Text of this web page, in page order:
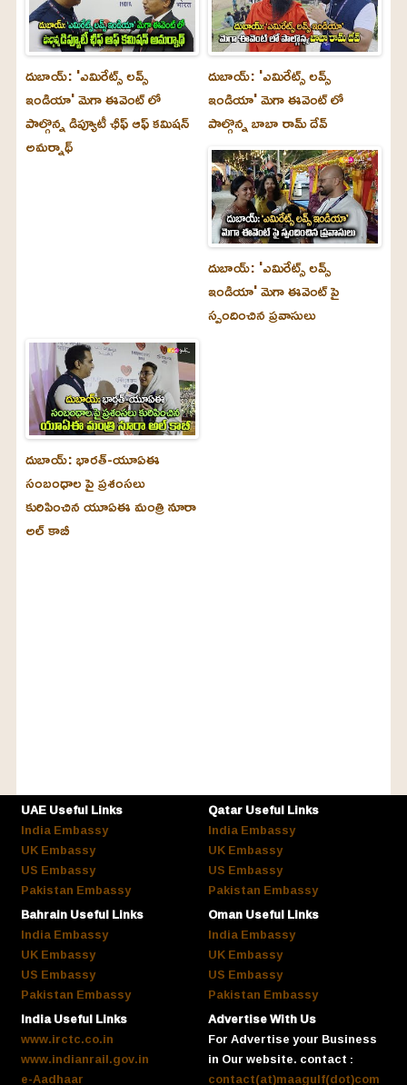
దుబాయ్‌: 'ఎమిరేట్స్ లవ్స్
ఇండియా' మెగా ఈవెంట్ లో
పాల్గొన్న డిప్యూటీ ఛీఫ్ ఆఫ్ కమిషన్
అమర్నాథ్
దుబాయ్‌: 'ఎమిరేట్స్ లవ్స్
ఇండియా' మెగా ఈవెంట్ లో
పాల్గొన్న బాబా రామ్ దేవ్
దుబాయ్‌: 'ఎమిరేట్స్ లవ్స్
ఇండియా' మెగా ఈవెంట్ పై
స్పందించిన ప్రవాసులు
దుబాయ్‌: భారత్-యూఏఈ
సంబంధాల పై ప్రశంసలు
కురిపించిన యూఏఈ మంత్రి నూరా
అల్‌ కాబీ
UAE Useful Links
India Embassy
UK Embassy
US Embassy
Pakistan Embassy
Qatar Useful Links
India Embassy
UK Embassy
US Embassy
Pakistan Embassy
Bahrain Useful Links
India Embassy
UK Embassy
US Embassy
Pakistan Embassy
Oman Useful Links
India Embassy
UK Embassy
US Embassy
Pakistan Embassy
India Useful Links
www.irctc.co.in
www.indianrail.gov.in
e-Aadhaar
Advertise With Us
For Advertise your Business
in Our website. contact :
contact(at)maagulf(dot)com